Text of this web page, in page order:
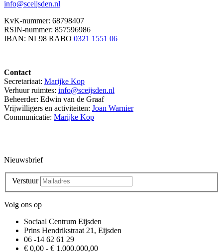
info@sceijsden.nl
KvK-nummer: 68798407
RSIN-nummer: 857596986
IBAN: NL98 RABO 0321 1551 06
Contact
Secretariaat: Marijke Kop
Verhuur ruimtes: info@sceijsden.nl
Beheerder: Edwin van de Graaf
Vrijwilligers en activiteiten: Joan Warnier
Communicatie: Marijke Kop
Nieuwsbrief
Verstuur
Volg ons op
Sociaal Centrum Eijsden
Prins Hendrikstraat 21, Eijsden
06 -14 62 61 29
€ 0,00 - € 1.000.000,00